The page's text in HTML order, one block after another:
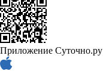
Приложение Суточно.ру